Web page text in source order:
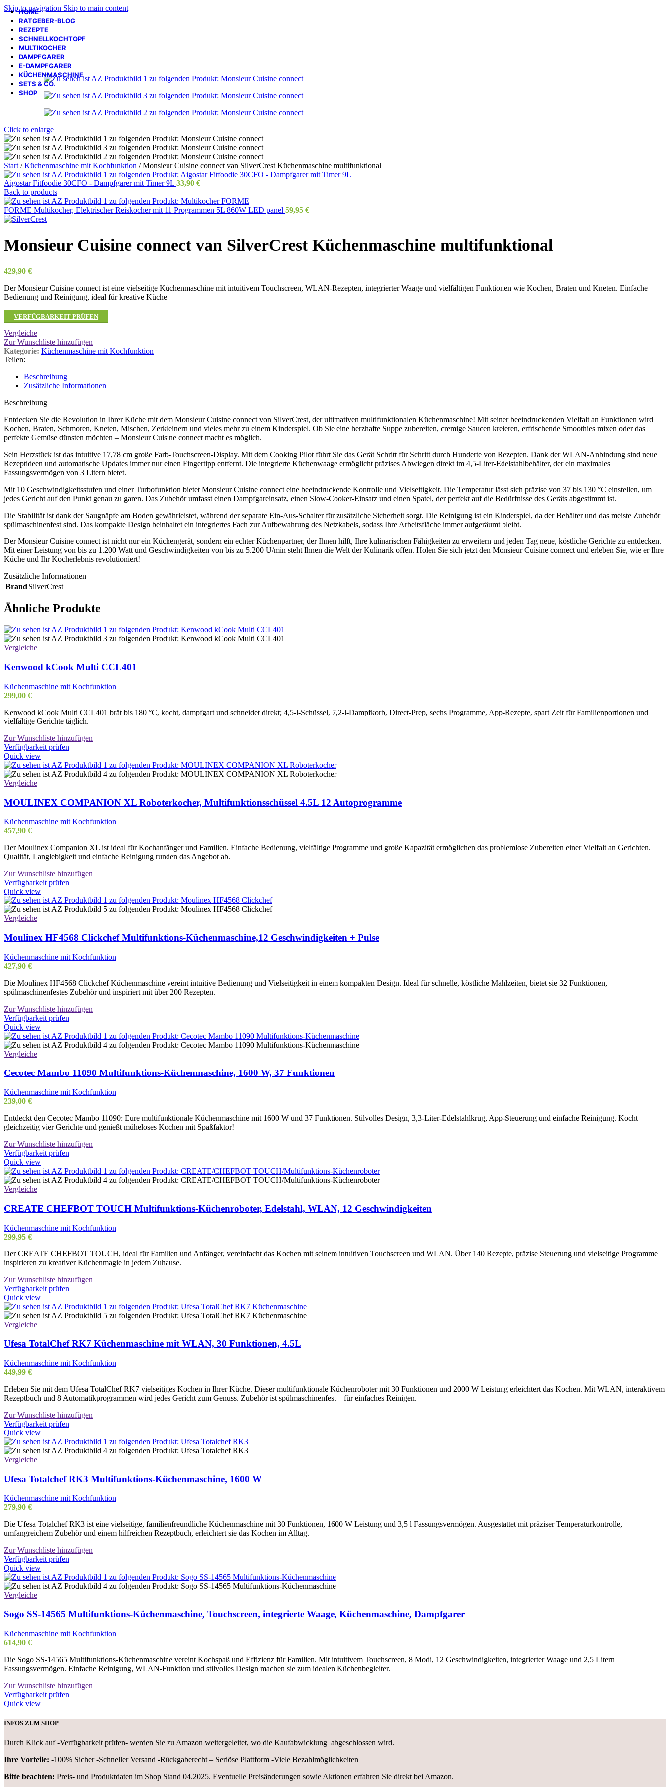
Skip to navigation Skip to main content
HOME
RATGEBER-BLOG
REZEPTE
SCHNELLKOCHTOPF
MULTIKOCHER
DAMPFGARER
E-DAMPFGARER
KÜCHENMASCHINE
SETS & CO.
SHOP
Click to enlarge
Start / Küchenmaschine mit Kochfunktion / Monsieur Cuisine connect van SilverCrest Küchenmaschine multifunktional
Aigostar Fitfoodie 30CFO - Dampfgarer mit Timer 9L 33,90 €
Back to products
FORME Multikocher, Elektrischer Reiskocher mit 11 Programmen 5L 860W LED panel 59,95 €
Monsieur Cuisine connect van SilverCrest Küchenmaschine multifunktional
429,90 €
Der Monsieur Cuisine connect ist eine vielseitige Küchenmaschine mit intuitivem Touchscreen, WLAN-Rezepten, integrierter Waage und vielfältigen Funktionen wie Kochen, Braten und Kneten. Einfache
Bedienung und Reinigung, ideal für kreative Küche.
VERFÜGBARKEIT PRÜFEN
Vergleiche
Zur Wunschliste hinzufügen
Kategorie: Küchenmaschine mit Kochfunktion
Teilen:
Beschreibung
Zusätzliche Informationen
Beschreibung
Entdecken Sie die Revolution in Ihrer Küche mit dem Monsieur Cuisine connect von SilverCrest, der ultimativen multifunktionalen Küchenmaschine! Mit seiner beeindruckenden Vielfalt an Funktionen wird
Kochen, Braten, Schmoren, Kneten, Mischen, Zerkleinern und vieles mehr zu einem Kinderspiel. Ob Sie eine herzhafte Suppe zubereiten, cremige Saucen kreieren, erfrischende Smoothies mixen oder das
perfekte Gemüse dünsten möchten – Monsieur Cuisine connect macht es möglich.
Sein Herzstück ist das intuitive 17,78 cm große Farb-Touchscreen-Display. Mit dem Cooking Pilot führt Sie das Gerät Schritt für Schritt durch Hunderte von Rezepten. Dank der WLAN-Anbindung sind neue
Rezeptideen und automatische Updates immer nur einen Fingertipp entfernt. Die integrierte Küchenwaage ermöglicht präzises Abwiegen direkt im 4,5-Liter-Edelstahlbehälter, der ein maximales
Fassungsvermögen von 3 Litern bietet.
Mit 10 Geschwindigkeitsstufen und einer Turbofunktion bietet Monsieur Cuisine connect eine beeindruckende Kontrolle und Vielseitigkeit. Die Temperatur lässt sich präzise von 37 bis 130 °C einstellen, um
jedes Gericht auf den Punkt genau zu garen. Das Zubehör umfasst einen Dampfgareinsatz, einen Slow-Cooker-Einsatz und einen Spatel, der perfekt auf die Bedürfnisse des Geräts abgestimmt ist.
Die Stabilität ist dank der Saugnäpfe am Boden gewährleistet, während der separate Ein-Aus-Schalter für zusätzliche Sicherheit sorgt. Die Reinigung ist ein Kinderspiel, da der Behälter und das meiste Zubehör
spülmaschinenfest sind. Das kompakte Design beinhaltet ein integriertes Fach zur Aufbewahrung des Netzkabels, sodass Ihre Arbeitsfläche immer aufgeräumt bleibt.
Der Monsieur Cuisine connect ist nicht nur ein Küchengerät, sondern ein echter Küchenpartner, der Ihnen hilft, Ihre kulinarischen Fähigkeiten zu erweitern und jeden Tag neue, köstliche Gerichte zu entdecken.
Mit einer Leistung von bis zu 1.200 Watt und Geschwindigkeiten von bis zu 5.200 U/min steht Ihnen die Welt der Kulinarik offen. Holen Sie sich jetzt den Monsieur Cuisine connect und erleben Sie, wie er Ihre
Küche und Ihr Kocherlebnis revolutioniert!
Zusätzliche Informationen
Brand SilverCrest
Ähnliche Produkte
Vergleiche
Kenwood kCook Multi CCL401
Küchenmaschine mit Kochfunktion
299,00 €
Kenwood kCook Multi CCL401 brät bis 180 °C, kocht, dampfgart und schneidet direkt; 4,5-l-Schüssel, 7,2-l-Dampfkorb, Direct-Prep, sechs Programme, App-Rezepte, spart Zeit für Familienportionen und
vielfältige Gerichte täglich.
Zur Wunschliste hinzufügen
Verfügbarkeit prüfen
Quick view
Vergleiche
MOULINEX COMPANION XL Roboterkocher, Multifunktionsschüssel 4.5L 12 Autoprogramme
Küchenmaschine mit Kochfunktion
457,90 €
Der Moulinex Companion XL ist ideal für Kochanfänger und Familien. Einfache Bedienung, vielfältige Programme und große Kapazität ermöglichen das problemlose Zubereiten einer Vielfalt an Gerichten.
Qualität, Langlebigkeit und einfache Reinigung runden das Angebot ab.
Zur Wunschliste hinzufügen
Verfügbarkeit prüfen
Quick view
Vergleiche
Moulinex HF4568 Clickchef Multifunktions-Küchenmaschine,12 Geschwindigkeiten + Pulse
Küchenmaschine mit Kochfunktion
427,90 €
Die Moulinex HF4568 Clickchef Küchenmaschine vereint intuitive Bedienung und Vielseitigkeit in einem kompakten Design. Ideal für schnelle, köstliche Mahlzeiten, bietet sie 32 Funktionen,
spülmaschinenfestes Zubehör und inspiriert mit über 200 Rezepten.
Zur Wunschliste hinzufügen
Verfügbarkeit prüfen
Quick view
Vergleiche
Cecotec Mambo 11090 Multifunktions-Küchenmaschine, 1600 W, 37 Funktionen
Küchenmaschine mit Kochfunktion
239,00 €
Entdeckt den Cecotec Mambo 11090: Eure multifunktionale Küchenmaschine mit 1600 W und 37 Funktionen. Stilvolles Design, 3,3-Liter-Edelstahlkrug, App-Steuerung und einfache Reinigung. Kocht
gleichzeitig vier Gerichte und genießt müheloses Kochen mit Spaßfaktor!
Zur Wunschliste hinzufügen
Verfügbarkeit prüfen
Quick view
Vergleiche
CREATE CHEFBOT TOUCH Multifunktions-Küchenroboter, Edelstahl, WLAN, 12 Geschwindigkeiten
Küchenmaschine mit Kochfunktion
299,95 €
Der CREATE CHEFBOT TOUCH, ideal für Familien und Anfänger, vereinfacht das Kochen mit seinem intuitiven Touchscreen und WLAN. Über 140 Rezepte, präzise Steuerung und vielseitige Programme
inspirieren zu kreativer Küchenmagie in jedem Zuhause.
Zur Wunschliste hinzufügen
Verfügbarkeit prüfen
Quick view
Vergleiche
Ufesa TotalChef RK7 Küchenmaschine mit WLAN, 30 Funktionen, 4.5L
Küchenmaschine mit Kochfunktion
449,99 €
Erleben Sie mit dem Ufesa TotalChef RK7 vielseitiges Kochen in Ihrer Küche. Dieser multifunktionale Küchenroboter mit 30 Funktionen und 2000 W Leistung erleichtert das Kochen. Mit WLAN, interaktivem
Rezeptbuch und 8 Automatikprogrammen wird jedes Gericht zum Genuss. Zubehör ist spülmaschinenfest – für einfaches Reinigen.
Zur Wunschliste hinzufügen
Verfügbarkeit prüfen
Quick view
Vergleiche
Ufesa Totalchef RK3 Multifunktions-Küchenmaschine, 1600 W
Küchenmaschine mit Kochfunktion
279,90 €
Die Ufesa Totalchef RK3 ist eine vielseitige, familienfreundliche Küchenmaschine mit 30 Funktionen, 1600 W Leistung und 3,5 l Fassungsvermögen. Ausgestattet mit präziser Temperaturkontrolle,
umfangreichem Zubehör und einem hilfreichen Rezeptbuch, erleichtert sie das Kochen im Alltag.
Zur Wunschliste hinzufügen
Verfügbarkeit prüfen
Quick view
Vergleiche
Sogo SS-14565 Multifunktions-Küchenmaschine, Touchscreen, integrierte Waage, Küchenmaschine, Dampfgarer
Küchenmaschine mit Kochfunktion
614,90 €
Die Sogo SS-14565 Multifunktions-Küchenmaschine vereint Kochspaß und Effizienz für Familien. Mit intuitivem Touchscreen, 8 Modi, 12 Geschwindigkeiten, integrierter Waage und 2,5 Litern
Fassungsvermögen. Einfache Reinigung, WLAN-Funktion und stilvolles Design machen sie zum idealen Küchenbegleiter.
Zur Wunschliste hinzufügen
Verfügbarkeit prüfen
Quick view
INFOS ZUM SHOP
Durch Klick auf -Verfügbarkeit prüfen- werden Sie zu Amazon weitergeleitet, wo die Kaufabwicklung abgeschlossen wird.
Ihre Vorteile: -100% Sicher -Schneller Versand -Rückgaberecht – Seriöse Plattform -Viele Bezahlmöglichkeiten
Bitte beachten: Preis- und Produktdaten im Shop Stand 04.2025. Eventuelle Preisänderungen sowie Aktionen erfahren Sie direkt bei Amazon.